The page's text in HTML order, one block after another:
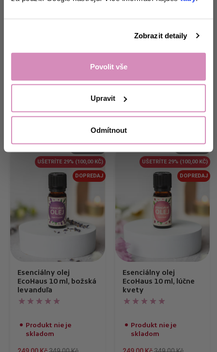
Zobrazit detaily
Povolit vše
Upravit
Odmítnout
Produkt nie je
2,99 Kč/ml
kvety
Produkt nie je
2,99 Kč/ml
Esenciálny olej
EcoHaus 10 ml, božská
levanduľa
Produkt nie je
skladom
UŠETRÍTE 29% (100,00 KČ)
DOPREDAJ
Esenciálny olej
EcoHaus 10 ml, lúčne
kvety
Produkt nie je
skladom
UŠETRÍTE 29% (100,00 KČ)
DOPREDAJ
Ne, děkuji.